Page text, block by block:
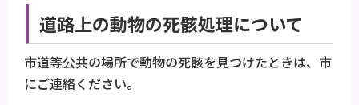
道路上の動物の死骸処理について
市道等公共の場所で動物の死骸を見つけたときは、市
にご連絡ください。